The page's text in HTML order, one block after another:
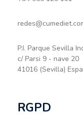
P.I. Parque Sevilla
c/ Parsi 9 - nave 20
41016 (Sevilla)
RGPD